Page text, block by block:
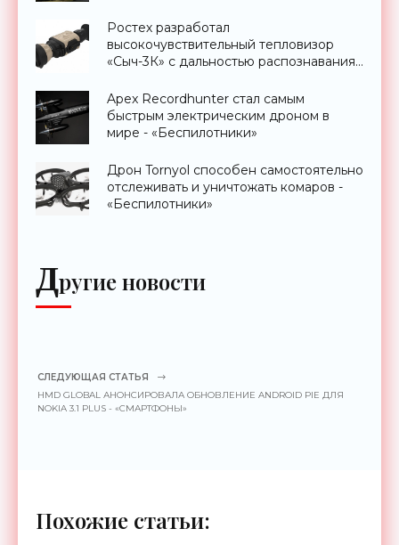
Ростех разработал
высокочувствительный тепловизор
«Сыч-3К» с дальностью распознавания
Apex Recordhunter стал самым
быстрым электрическим дроном в
мире - «Беспилотники»
Дрон Tornyol способен самостоятельно
отслеживать и уничтожать комаров -
«Беспилотники»
Другие новости
СЛЕДУЮЩАЯ СТАТЬЯ
HMD GLOBAL АНОНСИРОВАЛА ОБНОВЛЕНИЕ ANDROID PIE ДЛЯ
NOKIA 3.1 PLUS - «СМАРТФОНЫ»
Похожие статьи: